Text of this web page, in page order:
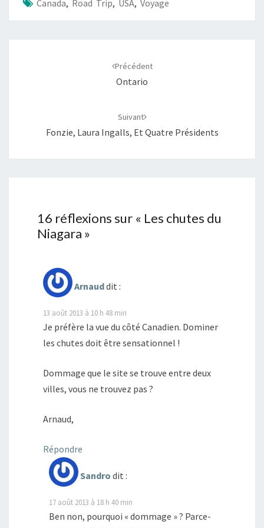
Canada, Road Trip, USA, Voyage
Précédent
Ontario
Suivant
Fonzie, Laura Ingalls, Et Quatre Présidents
16 réflexions sur « Les chutes du
Niagara »
Arnauddit :
13 août 2013 à 10 h 48 min
Je préfère la vue du côté Canadien. Dominer
les chutes doit être sensationnel !
Dommage que le site se trouve entre deux
villes, vous ne trouvez pas ?
Arnaud,
Répondre
Sandro dit :
17 août 2013 à 18 h 40 min
Ben non, pourquoi « dommage » ? Parce-